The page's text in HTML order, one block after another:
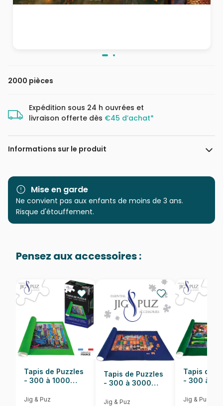
2000 pièces
Expédition sous 24 h ouvrées et
livraison offerte dès €45 d’achat*
Informations sur le produit
Marque Art Puzzle
Catégorie Puzzles - Villes et Villages
Age
Puzzle pour Adultes (500 à
Provenance Puzzles fabriqués en France
EAN 8682450144767
Nombre de pièces 2000 pièces
Dimensions 96 x 68 cm
Mise en garde
Ne convient pas aux enfants de moins de 3 ans.
Risque d'étouffement.
Pensez aux accessoires :
Tapis de Puzzles
- 300 à 1000
Jig & Puz
Tapis de Puzzles
- 300 à 3000
Jig & Puz
Tapis de
- 300 à
Jig & Puz